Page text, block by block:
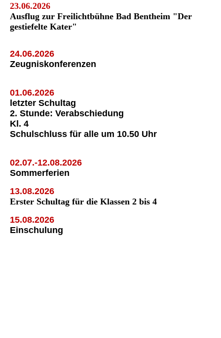
23.06.2026
Ausflug zur Freilichtbühne Bad Bentheim "Der
gestiefelte Kater"
24.06.2026
Zeugniskonferenzen
01.06.2026
letzter Schultag
2. Stunde: Verabschiedung
Kl. 4
Schulschluss für alle um 10.50 Uhr
02.07.-12.08.2026
Sommerferien
13.08.2026
Erster Schultag für die Klassen 2 bis 4
15.08.2026
Einschulung